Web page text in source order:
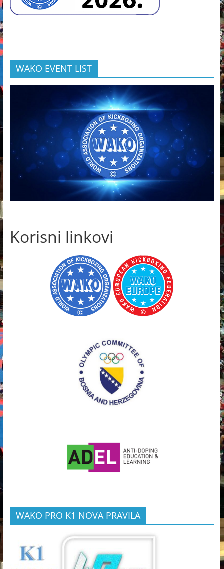
WAKO EVENT LIST
Korisni linkovi
WAKO PRO K1 NOVA PRAVILA